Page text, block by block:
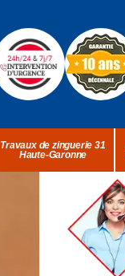
Travaux de zinguerie 31
Haute-Garonne